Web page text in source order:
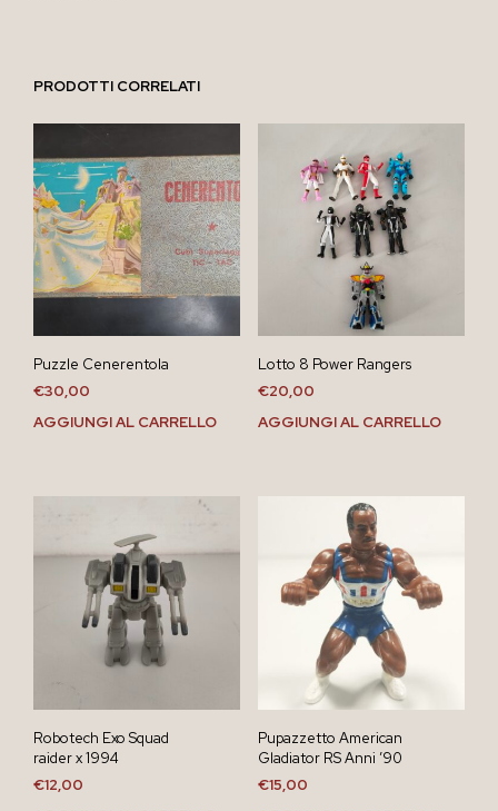
PRODOTTI CORRELATI
Puzzle Cenerentola
€30,00
AGGIUNGI AL CARRELLO
Lotto 8 Power Rangers
€20,00
AGGIUNGI AL CARRELLO
Robotech Exo Squad
raider x 1994
€12,00
Pupazzetto American
Gladiator RS Anni ’90
€15,00